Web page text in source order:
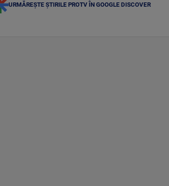
URMĂREȘTE ȘTIRILE PROTV ÎN GOOGLE DISCOVER